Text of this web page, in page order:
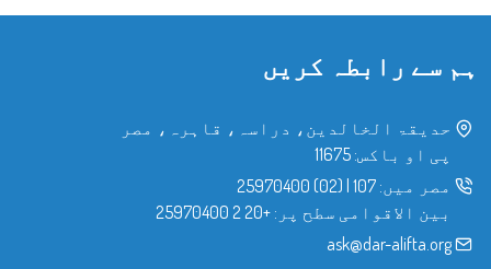
ہم سے رابطہ کریں
حدیقۃ الخالدین، دراسہ، قاہرہ، مصر
پی او باکس: 11675
مصر میں: 107
|
(02) 25970400
بین الاقوامی سطح پر: +20 2 25970400
ask@dar-alifta.org